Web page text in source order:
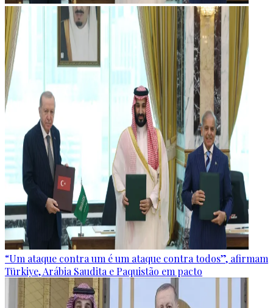
“Um ataque contra um é um ataque contra todos”, afirmam
Türkiye, Arábia Saudita e Paquistão em pacto